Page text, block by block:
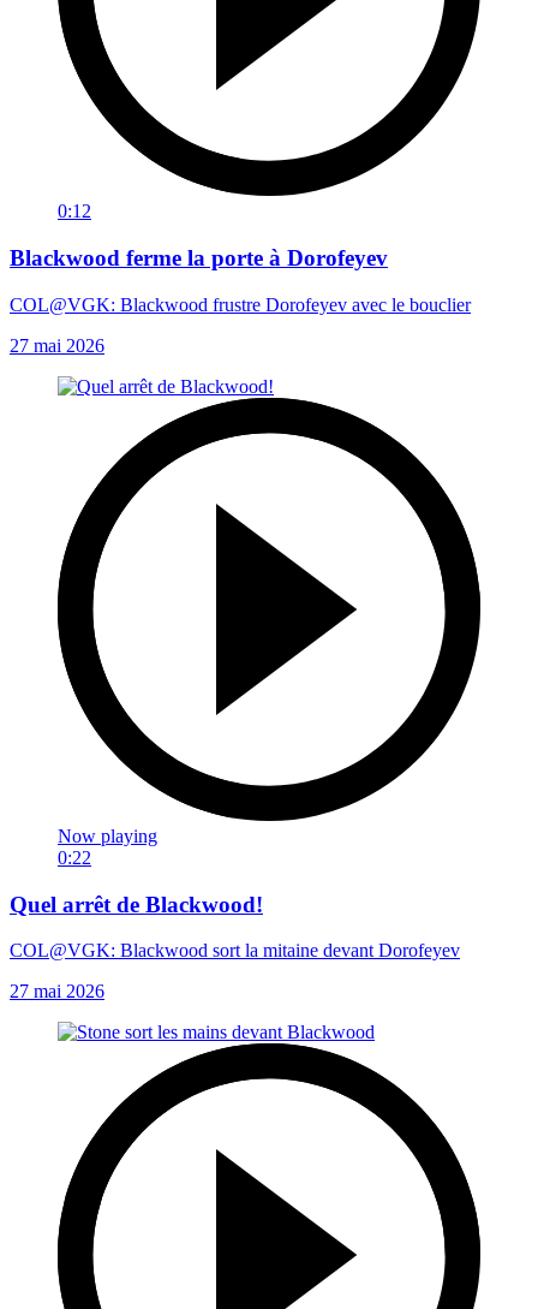
0:12
Blackwood ferme la porte à Dorofeyev
COL@VGK: Blackwood frustre Dorofeyev avec le bouclier
27 mai 2026
Now playing
0:22
Quel arrêt de Blackwood!
COL@VGK: Blackwood sort la mitaine devant Dorofeyev
27 mai 2026